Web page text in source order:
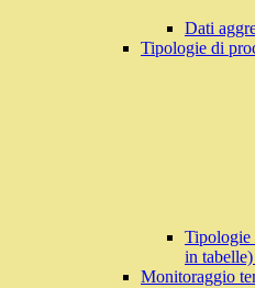
Dati
Tipologie di
Tipologie
in tabelle)
Monitoraggio